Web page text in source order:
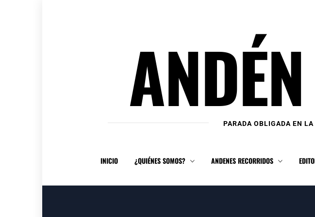
PARADA OBLIGADA EN
INICIO ¿QUIÉNES SOMOS? ANDENES RECORRIDOS